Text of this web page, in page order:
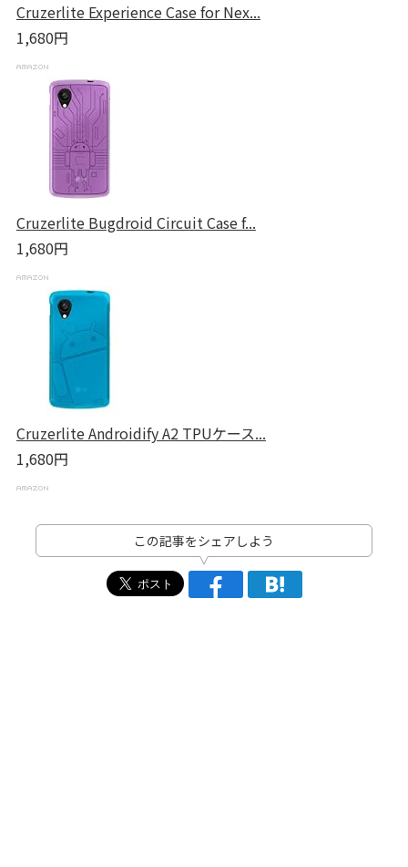
Cruzerlite Experience Case for Nex...
1,680円
Cruzerlite Bugdroid Circuit Case f...
1,680円
Cruzerlite Androidify A2 TPUケース...
1,680円
この記事をシェアしよう